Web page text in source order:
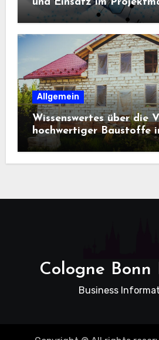
Allgemein
Wissenswertes über die
hochwertiger Baustoffe
beim Hausbau
Cologne Bonn
Business